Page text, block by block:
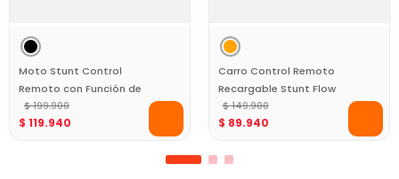
Moto Stunt Control
Remoto con Función de
Humo
$ 199.900
$ 119.940
Carro Control Remoto
Recargable Stunt Flow
Toy Logic Naranja
$ 149.900
$ 89.940